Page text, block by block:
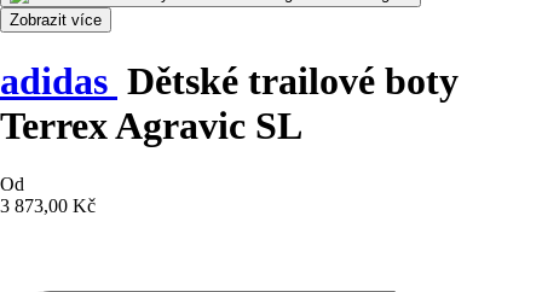
Zobrazit více
adidas Dětské trailové boty
Terrex Agravic SL
Od
3 873,00 Kč